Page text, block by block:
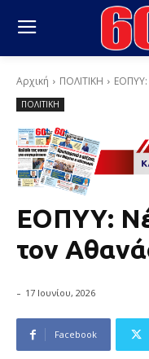
Αρχική ΠΟΛΙΤΙΚΗ ΕΟΠΥΥ:
ΠΟΛΙΤΙΚΗ
ΕΟΠΥΥ:
τον
- 17 Ιουνίου, 2026
Facebook